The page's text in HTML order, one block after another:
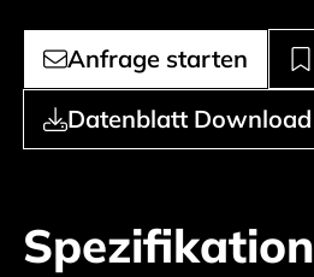
Anfrage starten
Datenblatt Download
Spezifikation